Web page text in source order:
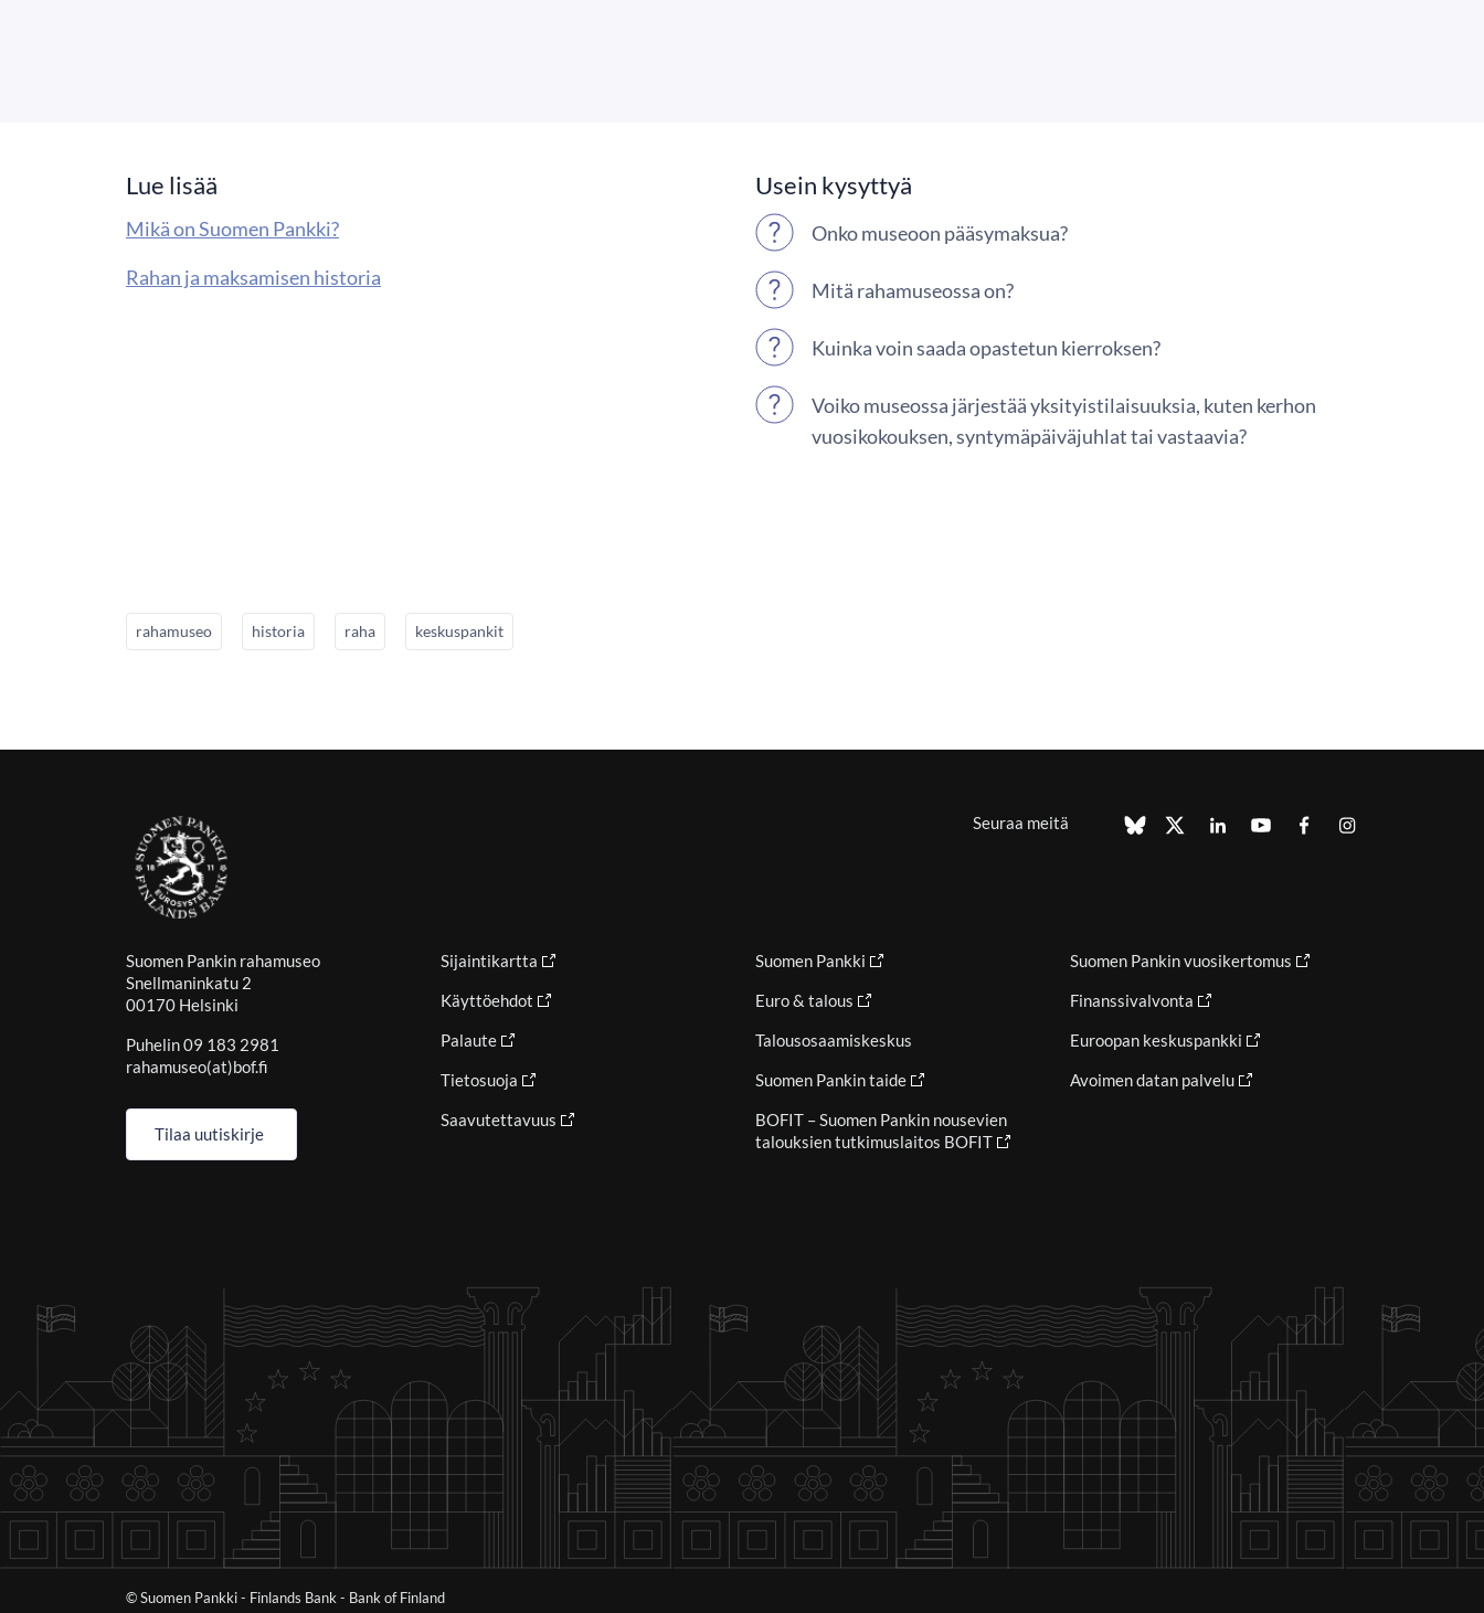
Lue lisää
Mikä on Suomen Pankki?
Rahan ja maksamisen historia
Usein kysyttyä
Onko museoon pääsymaksua?
Mitä rahamuseossa on?
Kuinka voin saada opastetun kierroksen?
Voiko museossa järjestää yksityistilaisuuksia, kuten kerhon
vuosikokouksen, syntymäpäiväjuhlat tai vastaavia?
rahamuseo historia raha keskuspankit
Seuraa meitä
Suomen Pankin rahamuseo
Snellmaninkatu 2
00170 Helsinki
Puhelin 09 183 2981
rahamuseo(at)bof.fi
Tilaa uutiskirje
Sijaintikartta
Käyttöehdot
Palaute
Tietosuoja
Saavutettavuus
Suomen Pankki
Euro & talous
Talousosaamiskeskus
Suomen Pankin taide
BOFIT – Suomen Pankin nousevien
talouksien tutkimuslaitos BOFIT
Suomen Pankin vuosikertomus
Finanssivalvonta
Euroopan keskuspankki
Avoimen datan palvelu
© Suomen Pankki - Finlands Bank - Bank of Finland